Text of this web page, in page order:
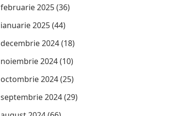
februarie 2025(36)
ianuarie 2025(44)
decembrie 2024(18)
noiembrie 2024(10)
octombrie 2024(25)
septembrie 2024(29)